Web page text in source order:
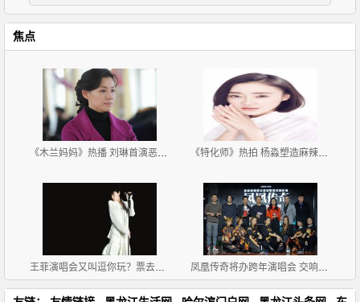
焦点
《木兰妈妈》热播 刘琳首演恶女反派争议多 《特化师》热拍 杨淼塑造麻辣学员
王菲演唱会又叫逗你玩？票去哪买有多少张，你猜 凤凰传奇将办跨年演唱会 交响乐搭配广场舞